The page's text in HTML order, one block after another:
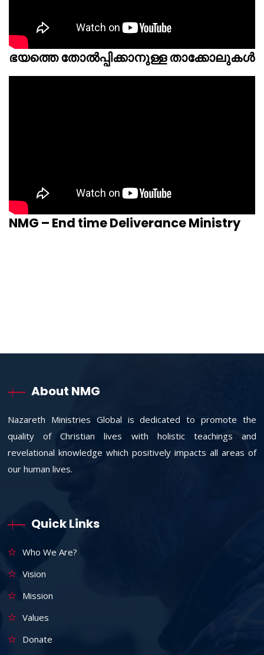
ഭയത്തെ തോൽപ്പിക്കാനുള്ള താക്കോലുകൾ
NMG – End time Deliverance Ministry
About NMG
Nazareth Ministries Global is dedicated to promote the
quality of Christian lives with holistic teachings and
revelational knowledge which positively impacts all areas of
our human lives.
Quick Links
Who We Are?
Vision
Mission
Values
Donate